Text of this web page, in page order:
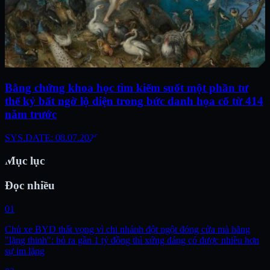
Bằng chứng khoa học tìm kiếm suốt một phần tư
thế kỷ bất ngờ lộ diện trong bức danh họa cổ từ 414
năm trước
SYS.DATE: 08.07.2026
Mục lục
Đọc nhiều
01
Chủ xe BYD thất vọng vì chi nhánh đột ngột đóng cửa mà hãng
"lặng thinh": bỏ ra gần 1 tỷ đồng thì xứng đáng có được nhiều hơn
sự im lặng